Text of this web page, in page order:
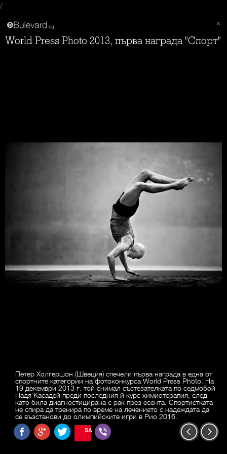
/
World Press Photo 2013, първа награда "Спорт"
Петер Холгершон (Швеция) спечели първа награда в една от
спортните категории на фотоконкурса World Press Photo. На
19 декември 2013 г. той снимал състезателката по седмобой
Надя Касадей преди последния й курс химиотерапия, след
като била диагностицирана с рак през есента. Спортистката
не спира да тренира по време на лечението с надеждата да
се възстанови до олимпийските игри в Рио 2016.
SAVE